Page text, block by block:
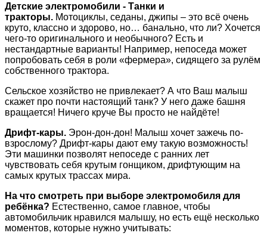
Детские электромобили - Танки и
тракторы. Мотоциклы, седаны, джипы – это всё очень
круто, классно и здорово, но… банально, что ли? Хочется
чего-то оригинального и необычного? Есть и
нестандартные варианты! Например, непоседа может
попробовать себя в роли «фермера», сидящего за рулём
собственного трактора.
Сельское хозяйство не привлекает? А что Ваш малыш
скажет про почти настоящий танк? У него даже башня
вращается! Ничего круче Вы просто не найдёте!
Дрифт-кары. Эрон-дон-дон! Малыш хочет зажечь по-
взрослому? Дрифт-кары дают ему такую возможность!
Эти машинки позволят непоседе с ранних лет
чувствовать себя крутым гонщиком, дрифтующим на
самых крутых трассах мира.
На что смотреть при выборе электромобиля для
ребёнка? Естественно, самое главное, чтобы
автомобильчик нравился малышу, но есть ещё несколько
моментов, которые нужно учитывать: